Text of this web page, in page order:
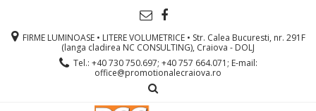
FIRME LUMINOASE • LITERE VOLUMETRICE • Str. Calea Bucuresti, nr. 291F
(langa cladirea NC CONSULTING), Craiova - DOLJ
Tel.: +40 730 750.697; +40 757 664.071; E-mail:
office@promotionalecraiova.ro